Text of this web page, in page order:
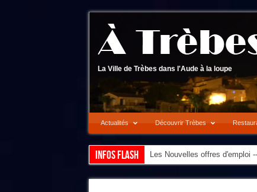
La Ville de Trèbes dans l'Aude à la loupe
Actualités Découvrir Trèbes
Infos flash Les Nouvelles offres d'emploi